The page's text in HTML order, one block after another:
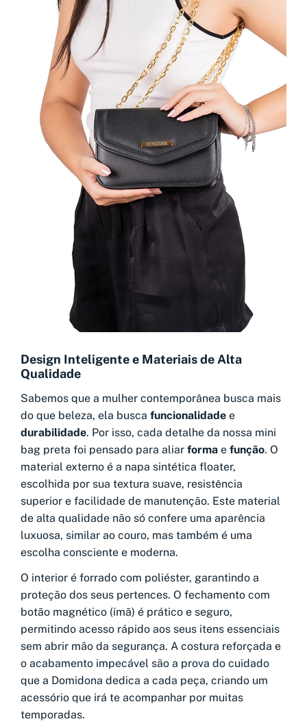
Design Inteligente e Materiais de Alta
Qualidade
Sabemos que a mulher contemporânea busca mais
do que beleza, ela busca funcionalidade e
durabilidade. Por isso, cada detalhe da nossa mini
bag preta foi pensado para aliar forma e função. O
material externo é a napa sintética floater,
escolhida por sua textura suave, resistência
superior e facilidade de manutenção. Este material
de alta qualidade não só confere uma aparência
luxuosa, similar ao couro, mas também é uma
escolha consciente e moderna.
O interior é forrado com poliéster, garantindo a
proteção dos seus pertences. O fechamento com
botão magnético (ímã) é prático e seguro,
permitindo acesso rápido aos seus itens essenciais
sem abrir mão da segurança. A costura reforçada e
o acabamento impecável são a prova do cuidado
que a Domidona dedica a cada peça, criando um
acessório que irá te acompanhar por muitas
temporadas.